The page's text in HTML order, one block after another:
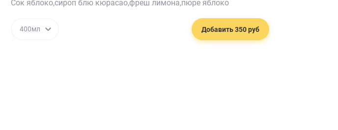
Сок яблоко,сироп блю кюрасао,фреш лимона,пюре яблоко
400мл Добавить 350 руб